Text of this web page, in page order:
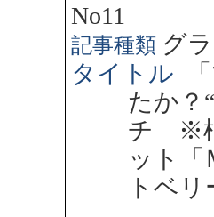
No11
記事種類 グ
タイトル
たか？
チ ※柿
ット
トベ